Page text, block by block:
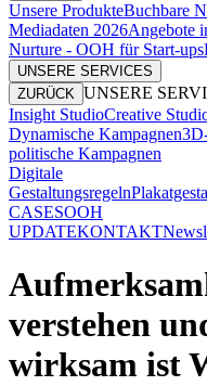
Unsere ProdukteBuchbare
Mediadaten 2026Angebote
Nurture - OOH für Start-ups
UNSERE SERVICES
ZURÜCK UNSERE
Insight StudioCreative
Dynamische Kampagnen
politische Kampagnen
Digitale
Gestaltungsregeln
CASESOOH
UPDATEKONTAKT
verstehen
wirksam ist